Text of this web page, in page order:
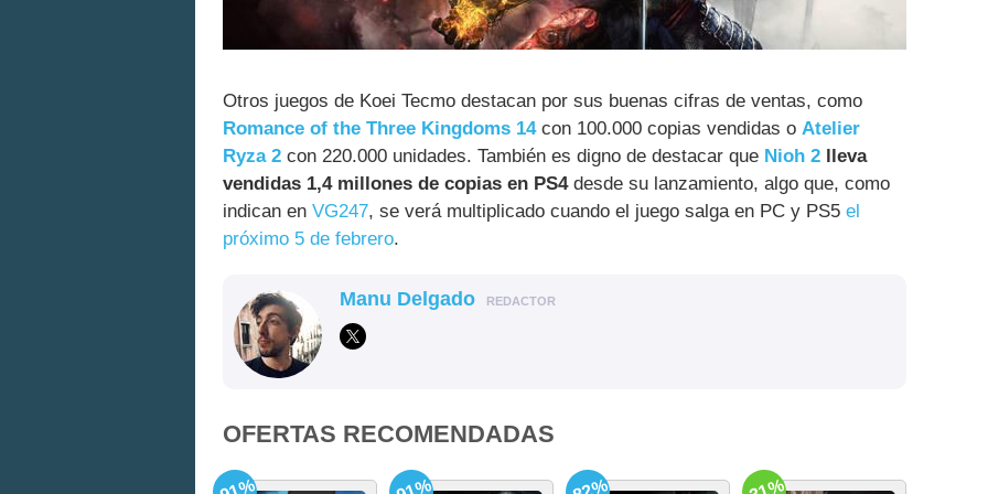
Otros juegos de Koei Tecmo destacan por sus buenas cifras de ventas, como
Romance of the Three Kingdoms 14con 100.000 copias vendidas o Atelier
Ryza 2 con 220.000 unidades. También es digno de destacar que Nioh 2 lleva
vendidas 1,4 millones de copias en PS4desde su lanzamiento, algo que, como
indican en VG247, se verá multiplicado cuando el juego salga en PC y PS5 el
próximo 5 de febrero.
Manu Delgado REDACTOR
OFERTAS RECOMENDADAS